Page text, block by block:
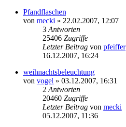
Pfandflaschen
von mecki » 22.02.2007, 12:07
3 Antworten
25406 Zugriffe
Letzter Beitrag von pfeiffer
16.12.2007, 16:24
weihnachtsbeleuchtung
von vogel » 03.12.2007, 16:31
2 Antworten
20460 Zugriffe
Letzter Beitrag von mecki
05.12.2007, 11:36